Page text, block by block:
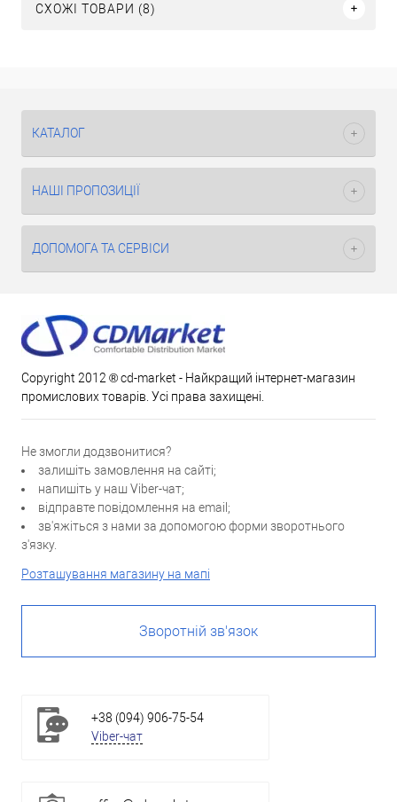
СХОЖІ ТОВАРИ (8)
КАТАЛОГ
НАШІ ПРОПОЗИЦІЇ
ДОПОМОГА ТА СЕРВІСИ
Copyright 2012 ® cd-market - Найкращий інтернет-магазин
промислових товарів. Усі права захищені.
Не змогли додзвонитися?
залишіть замовлення на сайті;
напишіть у наш Viber-чат;
відправте повідомлення на email;
зв'яжіться з нами за допомогою форми зворотнього
з'язку.
Розташування магазину на мапі
Зворотній зв'язок
+38 (094) 906-75-54
Viber-чат